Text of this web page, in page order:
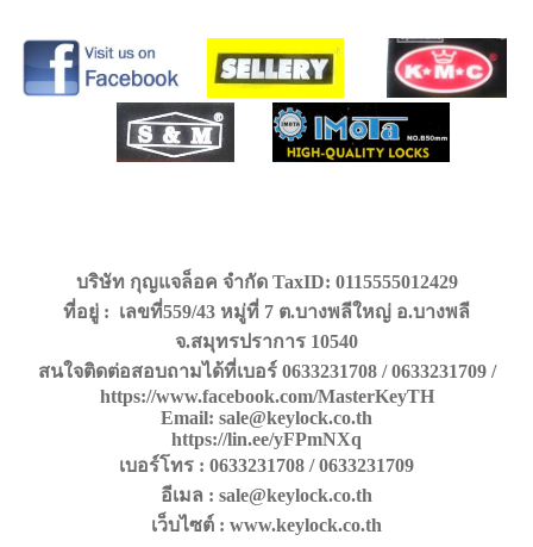
บริษัท กุญแจล็อค จำกัด TaxID: 0115555012429
ที่อยู่ : เลขที่559/43 หมู่ที่ 7 ต.บางพลีใหญ่ อ.บางพลี
จ.สมุทรปราการ 10540
สนใจติดต่อสอบถามได้ที่เบอร์ 0633231708 / 0633231709 /
https://www.facebook.com/MasterKeyTH
Email: sale@keylock.co.th
https://lin.ee/yFPmNXq
เบอร์โทร : 0633231708 / 0633231709
อีเมล : sale@keylock.co.th
เว็บไซต์ : www.keylock.co.th